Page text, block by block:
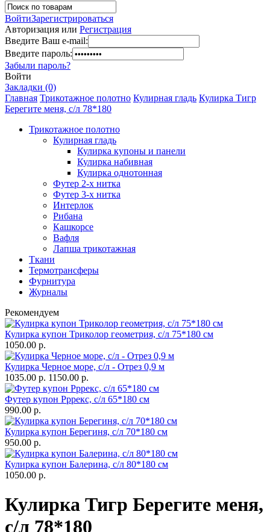
ВойтиЗарегистрироваться
Авторизация или Регистрация
Введите Ваш e-mail:
Введите пароль:
Забыли пароль?
Войти
Закладки (0)
Главная Трикотажное полотно Кулирная гладь Кулирка Тигр
Берегите меня, с/л 78*180
Трикотажное полотно
Кулирная гладь
Кулирка купоны и панели
Кулирка набивная
Кулирка однотонная
Футер 2-х нитка
Футер 3-х нитка
Интерлок
Рибана
Кашкорсе
Вафля
Лапша трикотажная
Ткани
Термотрансферы
Фурнитура
Журналы
Рекомендуем
Кулирка купон Триколор геометрия, с/л 75*180 см
1050.00 р.
Кулирка Черное море, с/л - Отрез 0,9 м
1035.00 р. 1150.00 р.
Футер купон Рррекс, с/л 65*180 см
990.00 р.
Кулирка купон Берегиня, с/л 70*180 см
950.00 р.
Кулирка купон Балерина, с/л 80*180 см
1050.00 р.
Кулирка Тигр Берегите меня,
с/л 78*180